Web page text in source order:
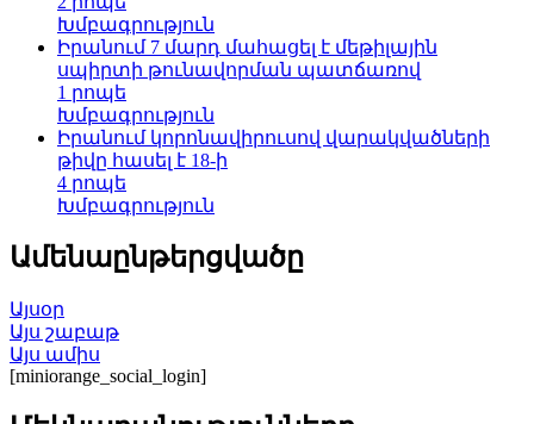
Խմբագրություն
Իրանում 7 մարդ մահացել է մեթիլային
սպիրտի թունավորման պատճառով
1 րոպե
Խմբագրություն
Իրանում կորոնավիրուսով վարակվածների
թիվը հասել է 18-ի
4 րոպե
Խմբագրություն
Ամենաընթերցվածը
Այսօր
Այս շաբաթ
Այս ամիս
[miniorange_social_login]